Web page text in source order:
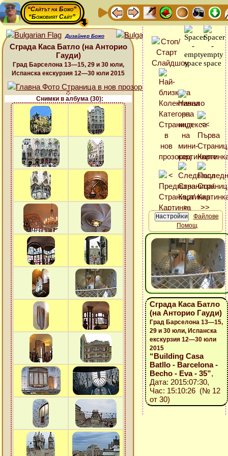
“Сайтът на Божо”
“Божовият Сайт”
Дизайнер Божо
Сграда Каса Батло (на Анторио
Гауди)
Град Барселона 13—15, 29 и 30 юли,
Испанска екскурзия 12—30 юли 2015
Снимки в албума (30):
Файлове
Помощ
Сграда Каса Батло
(на Анторио Гауди)
Град Барселона 13—15,
29 и 30 юли, Испанска
екскурзия 12—30 юли
2015
“Building Casa
Batllo - Barcelona -
Becho - Eva - 35”,
Дата: 2015:07:30,
Час: 15:10:26 (№ 12
от 30)